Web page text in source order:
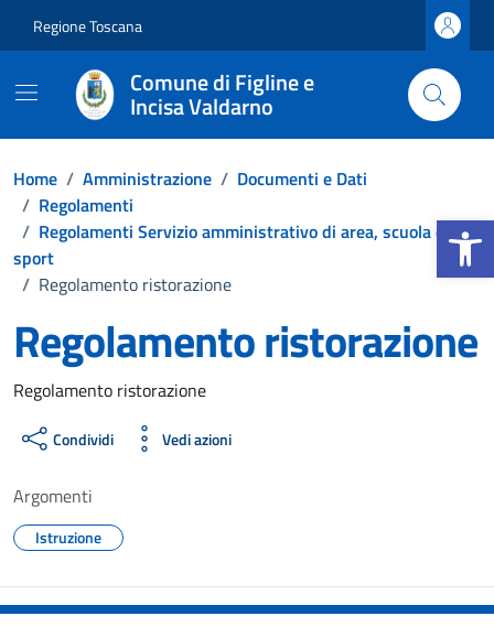
Apri la
Regione Toscana
Comune di Figline e
Incisa Valdarno
Home / Amministrazione / Documenti e Dati
/ Regolamenti
/ Regolamenti Servizio amministrativo di area, scuola e
sport
/ Regolamento ristorazione
Regolamento ristorazione
Dettagli del documento
Regolamento ristorazione
Condividi Vedi azioni
Argomenti
Istruzione